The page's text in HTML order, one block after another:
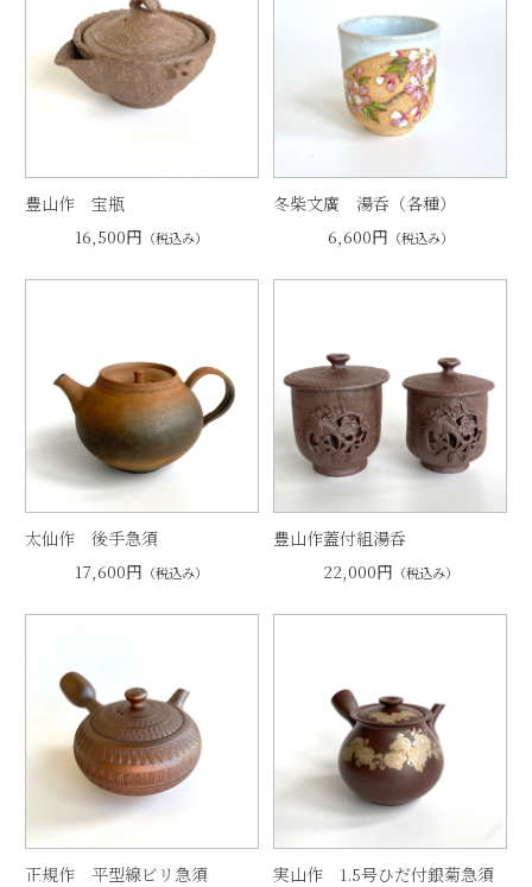
豊山作 宝瓶
16,500円 （税込み）
冬柴文廣 湯呑（各種）
6,600円 （税込み）
太仙作 後手急須
17,600円 （税込み）
豊山作蓋付組湯呑
22,000円 （税込み）
正規作 平型線ビリ急須
実山作 1.5号ひだ付銀菊急須